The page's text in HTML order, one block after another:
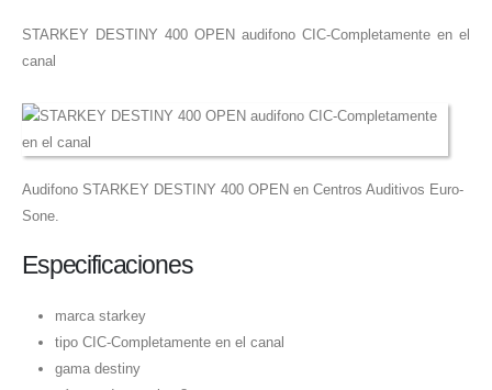
STARKEY DESTINY 400 OPEN audifono CIC-Completamente en el
canal
Audifono STARKEY DESTINY 400 OPEN en Centros Auditivos Euro-
Sone.
Especificaciones
marca starkey
tipo CIC-Completamente en el canal
gama destiny